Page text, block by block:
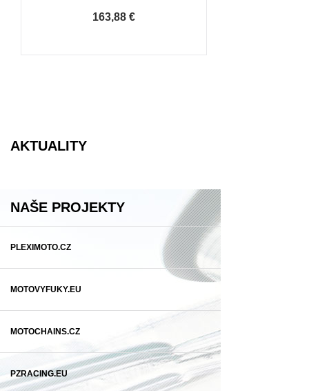
163,88 €
AKTUALITY
NAŠE PROJEKTY
PLEXIMOTO.CZ
MOTOVYFUKY.EU
MOTOCHAINS.CZ
PZRACING.EU